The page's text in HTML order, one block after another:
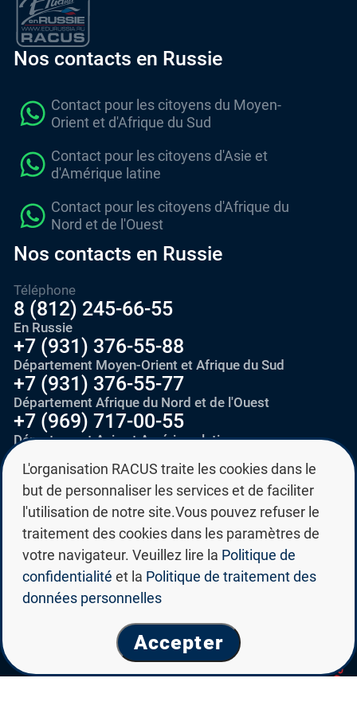
Nos contacts en Russie
Contact pour les citoyens du Moyen-
Orient et d'Afrique du Sud
Contact pour les citoyens d'Asie et
d'Amérique latine
Contact pour les citoyens d'Afrique du
Nord et de l'Ouest
Nos contacts en Russie
Téléphone
8 (812) 245-66-55
En Russie
+7 (931) 376-55-88
Département Moyen-Orient et Afrique du Sud
+7 (931) 376-55-77
Département Afrique du Nord et de l'Ouest
+7 (969) 717-00-55
Département Asie et Amérique latine
E-mail
education@edurussia.org
edurussia@racus.ru
Adresse
Russie, 194214, Saint-Pétersbourg,
Vyborgskoye shosse, 28
L'organisation RACUS traite les cookies dans le
but de personnaliser les services et de faciliter
l'utilisation de notre site.Vous pouvez refuser le
traitement des cookies dans les paramètres de
votre navigateur. Veuillez lire la Politique de
confidentialité et la Politique de traitement des
données personnelles
Accepter